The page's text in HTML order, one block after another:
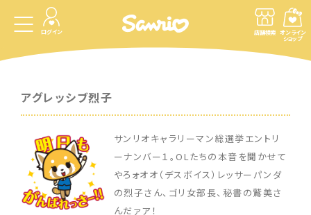
ログイン 店舗検索 オンライン
ショップ
アグレッシブ烈子
サンリオキャラリーマン総選挙エントリ
ーナンバー１。OLたちの本音を聞かせて
やろォオオ（デスボイス）レッサーパンダ
の烈子さん、ゴリ女部長、秘書の鷲美さ
んだァア！